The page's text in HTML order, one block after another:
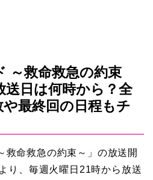
～救命救急の約束
送日は何時から？全
最終回の日程もチ
救命救急の約束～」の放送開
り、毎週火曜日21時から放送